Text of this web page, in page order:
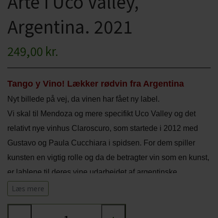
CHARDONNAY
MERLOT
REFOSCO
RIESLING
SCHIOPPETINO
CHOKOLADE, LAKRIDS ETC
TONICS OG VAND
JUL OG GLØGG
PÅSKE
Argentina. 2021
249,00 kr.
Tango y Vino! Lækker rødvin fra Argentina
Nyt billede på vej, da vinen har fået ny label.
Vi skal til Mendoza og mere specifikt Uco Valley og det
relativt nye vinhus Claroscuro, som startede i 2012 med
Gustavo og Paula Cucchiara i spidsen. For dem spiller
kunsten en vigtig rolle og da de betragter vin som en kunst,
er lablene til deres vine udarbejdet af argentinske
kunstnere. Lablen til denne vin er lavet af kunstneren
Druerne til Claroscuros Gran Malbec kommer fra en Single
Læs mere